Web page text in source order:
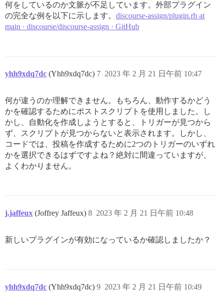
何をしているのか文脈が不足しています。外部プラグイン
の完全な例を以下に示します。 discourse-assign/plugin.rb at
main · discourse/discourse-assign · GitHub
yhh9xdq7dc (Yhh9xdq7dc) 2023 年 2 月 21 日午前 10:47
7
何が違うのか理解できません。もちろん、動作するかどう
かを確認するためにポストスクリプトを使用しました。し
かし、自動化を作成しようとすると、トリガーが見つから
ず、スクリプトが見つからないと表示されます。しかし、
コードでは、投稿を作成するために2つのトリガーのいずれ
かを選択できるはずですよね？絶対に間違っていますが、
よくわかりません。
j.jaffeux (Joffrey Jaffeux) 2023 年 2 月 21 日午前 10:48
8
新しいプラグインが有効になっているか確認しましたか？
yhh9xdq7dc (Yhh9xdq7dc) 2023 年 2 月 21 日午前 10:49
9